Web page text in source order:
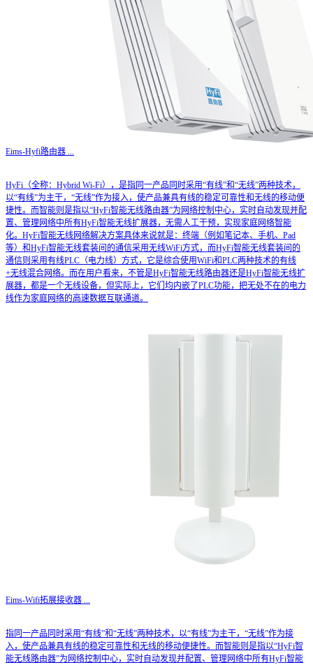
Eims-Hyfi路由器 ...
HyFi（全称：Hybrid Wi-Fi），是指同一产品同时采用“有线”和“无线”两种技术，
以“有线”为主干，“无线”作为接入，使产品兼具有线的稳定可靠性和无线的移动便
捷性。而智能则是指以“HyFi智能无线路由器”为网络控制中心，实时自动发现并配
置、管理网络中所有HyFi智能无线扩展器，无需人工干预，实现家庭网络智能
化。HyFi智能无线网络解决方案具体来说就是：终端（例如笔记本、手机、Pad
等）和HyFi智能无线套装间的通信采用无线WiFi方式，而HyFi智能无线套装间的
通信则采用有线PLC（电力线）方式，它是综合使用WiFi和PLC两种技术的有线
+无线混合网络。而在用户看来，不管是HyFi智能无线路由器还是HyFi智能无线扩
展器，都是一个无线设备，但实际上，它们均内嵌了PLC功能，把无处不在的电力
线作为家庭网络的高速数据互联通道。
Eims-Wifi拓展接收器 ...
指同一产品同时采用“有线”和“无线”两种技术，以“有线”为主干，“无线”作为接
入，使产品兼具有线的稳定可靠性和无线的移动便捷性。而智能则是指以“HyFi智
能无线路由器”为网络控制中心，实时自动发现并配置、管理网络中所有HyFi智能